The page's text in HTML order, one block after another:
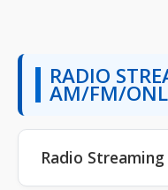
RADIO
AM/FM/
Radio Streaming